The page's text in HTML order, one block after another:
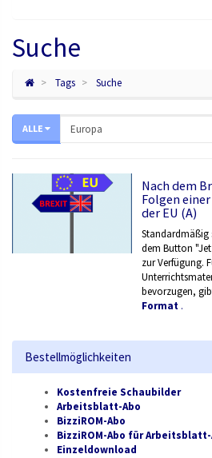
Suche
Tags Suche
ALLE
Nach dem
Folgen
der EU (A)
Standardmäßig
dem Button
zur Verfügung.
bevorzugen,
Format .
Bestellmöglichkeiten
Kostenfreie Schaubilder
Arbeitsblatt-Abo
BizziROM-Abo
BizziROM-Abo für
Einzeldownload